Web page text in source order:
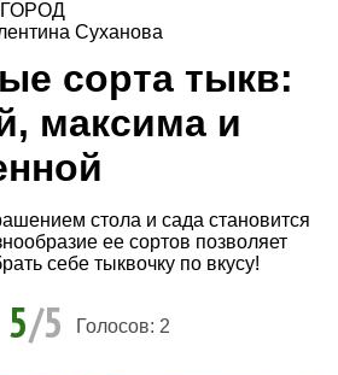
Суханова
сорта тыкв:
максима и
стола и сада становится
ее сортов позволяет
себе тыквочку по вкусу!
5/5 Голосов: 2